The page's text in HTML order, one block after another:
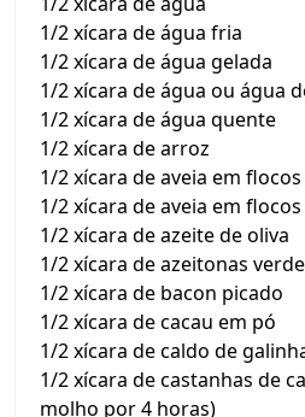
1/2 xícara de água fria
1/2 xícara de água gelada
1/2 xícara de água ou água
1/2 xícara de água quente
1/2 xícara de arroz
1/2 xícara de aveia em flocos
1/2 xícara de aveia em
1/2 xícara de azeite de oliva
1/2 xícara de azeitonas
1/2 xícara de bacon picado
1/2 xícara de cacau em pó
1/2 xícara de caldo de
1/2 xícara de castanhas de
molho por 4 horas)